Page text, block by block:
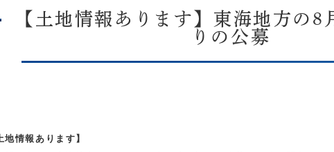
【土地情報あります】東海地方の8
りの公募
地情報あります】